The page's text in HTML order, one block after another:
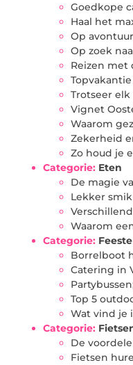
Goedkope
Haal het
Op
Op zoek
Reizen met
Trotseer
Vignet
Waarom
Zekerheid
Zo houd je
Categorie: Eten
De magie
Lekker
Waarom
Categorie:
Borrelboot
Catering in
Top 5
Wat vind je
Categorie:
De
Fietsen